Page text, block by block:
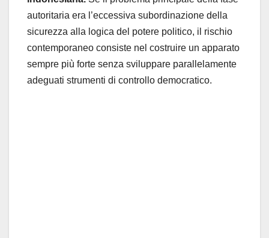
autoritaria era l’eccessiva subordinazione della
sicurezza alla logica del potere politico, il rischio
contemporaneo consiste nel costruire un apparato
sempre più forte senza sviluppare parallelamente
adeguati strumenti di controllo democratico.